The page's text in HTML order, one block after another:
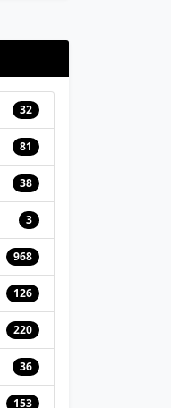
32
81
38
3
968
126
220
36
153